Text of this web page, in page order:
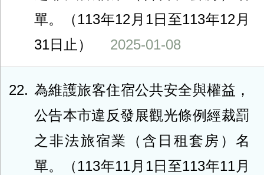
單。（113年12月1日至113年12月
31日止）
2025-01-08
22
為維護旅客住宿公共安全與權益，
公告本市違反發展觀光條例經裁罰
之非法旅宿業（含日租套房）名
單。（113年11月1日至113年11月